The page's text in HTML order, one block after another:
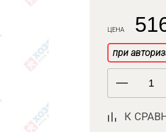
ЦЕНА
при
К